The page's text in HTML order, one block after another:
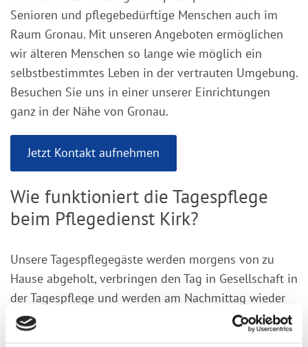
Senioren und pflegebedürftige Menschen auch im
Raum Gronau. Mit unseren Angeboten ermöglichen
wir älteren Menschen so lange wie möglich ein
selbstbestimmtes Leben in der vertrauten Umgebung.
Besuchen Sie uns in einer unserer Einrichtungen
ganz in der Nähe von Gronau.
Jetzt Kontakt aufnehmen
Wie funktioniert die Tagespflege
beim Pflegedienst Kirk?
Unsere Tagespflegegäste werden morgens von zu
Hause abgeholt, verbringen den Tag in Gesellschaft in
der Tagespflege und werden am Nachmittag wieder
nach Hause gebracht. Je nach Bedarf und Wunsch ist
der Besuch an einem oder mehreren Tagen pro